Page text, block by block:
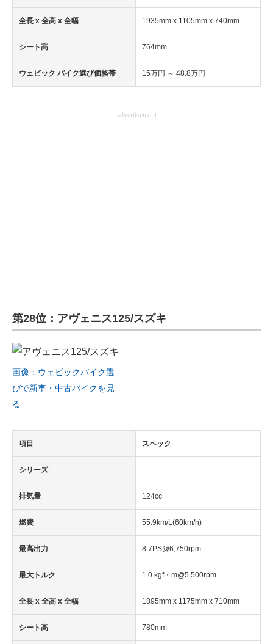
全長 x 全高 x 全幅 1935mm x 1105mm x 740mm
シート高 764mm
ウェビック バイク選び価格帯 15万円 ～ 48.8万円
advertisement
第28位：アヴェニス125/スズキ
画像：ウェビックバイク選
びで新車・中古バイクを見
る
項目 スペック
シリーズ –
排気量 124cc
燃費 55.9km/L(60km/h)
最高出力 8.7PS@6,750rpm
最大トルク 1.0 kgf・m@5,500rpm
全長 x 全高 x 全幅 1895mm x 1175mm x 710mm
シート高 780mm